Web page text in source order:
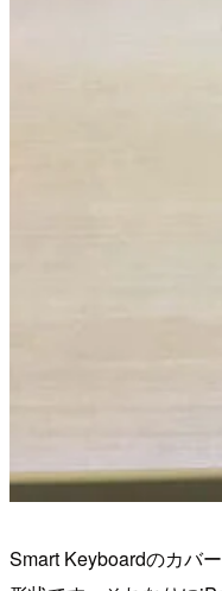
Smart Keyboardのカバ